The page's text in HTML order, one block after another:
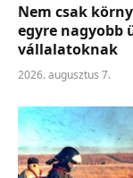
Nem csak
egyre nagyobb
vállalatoknak
2026. augusztus 7.